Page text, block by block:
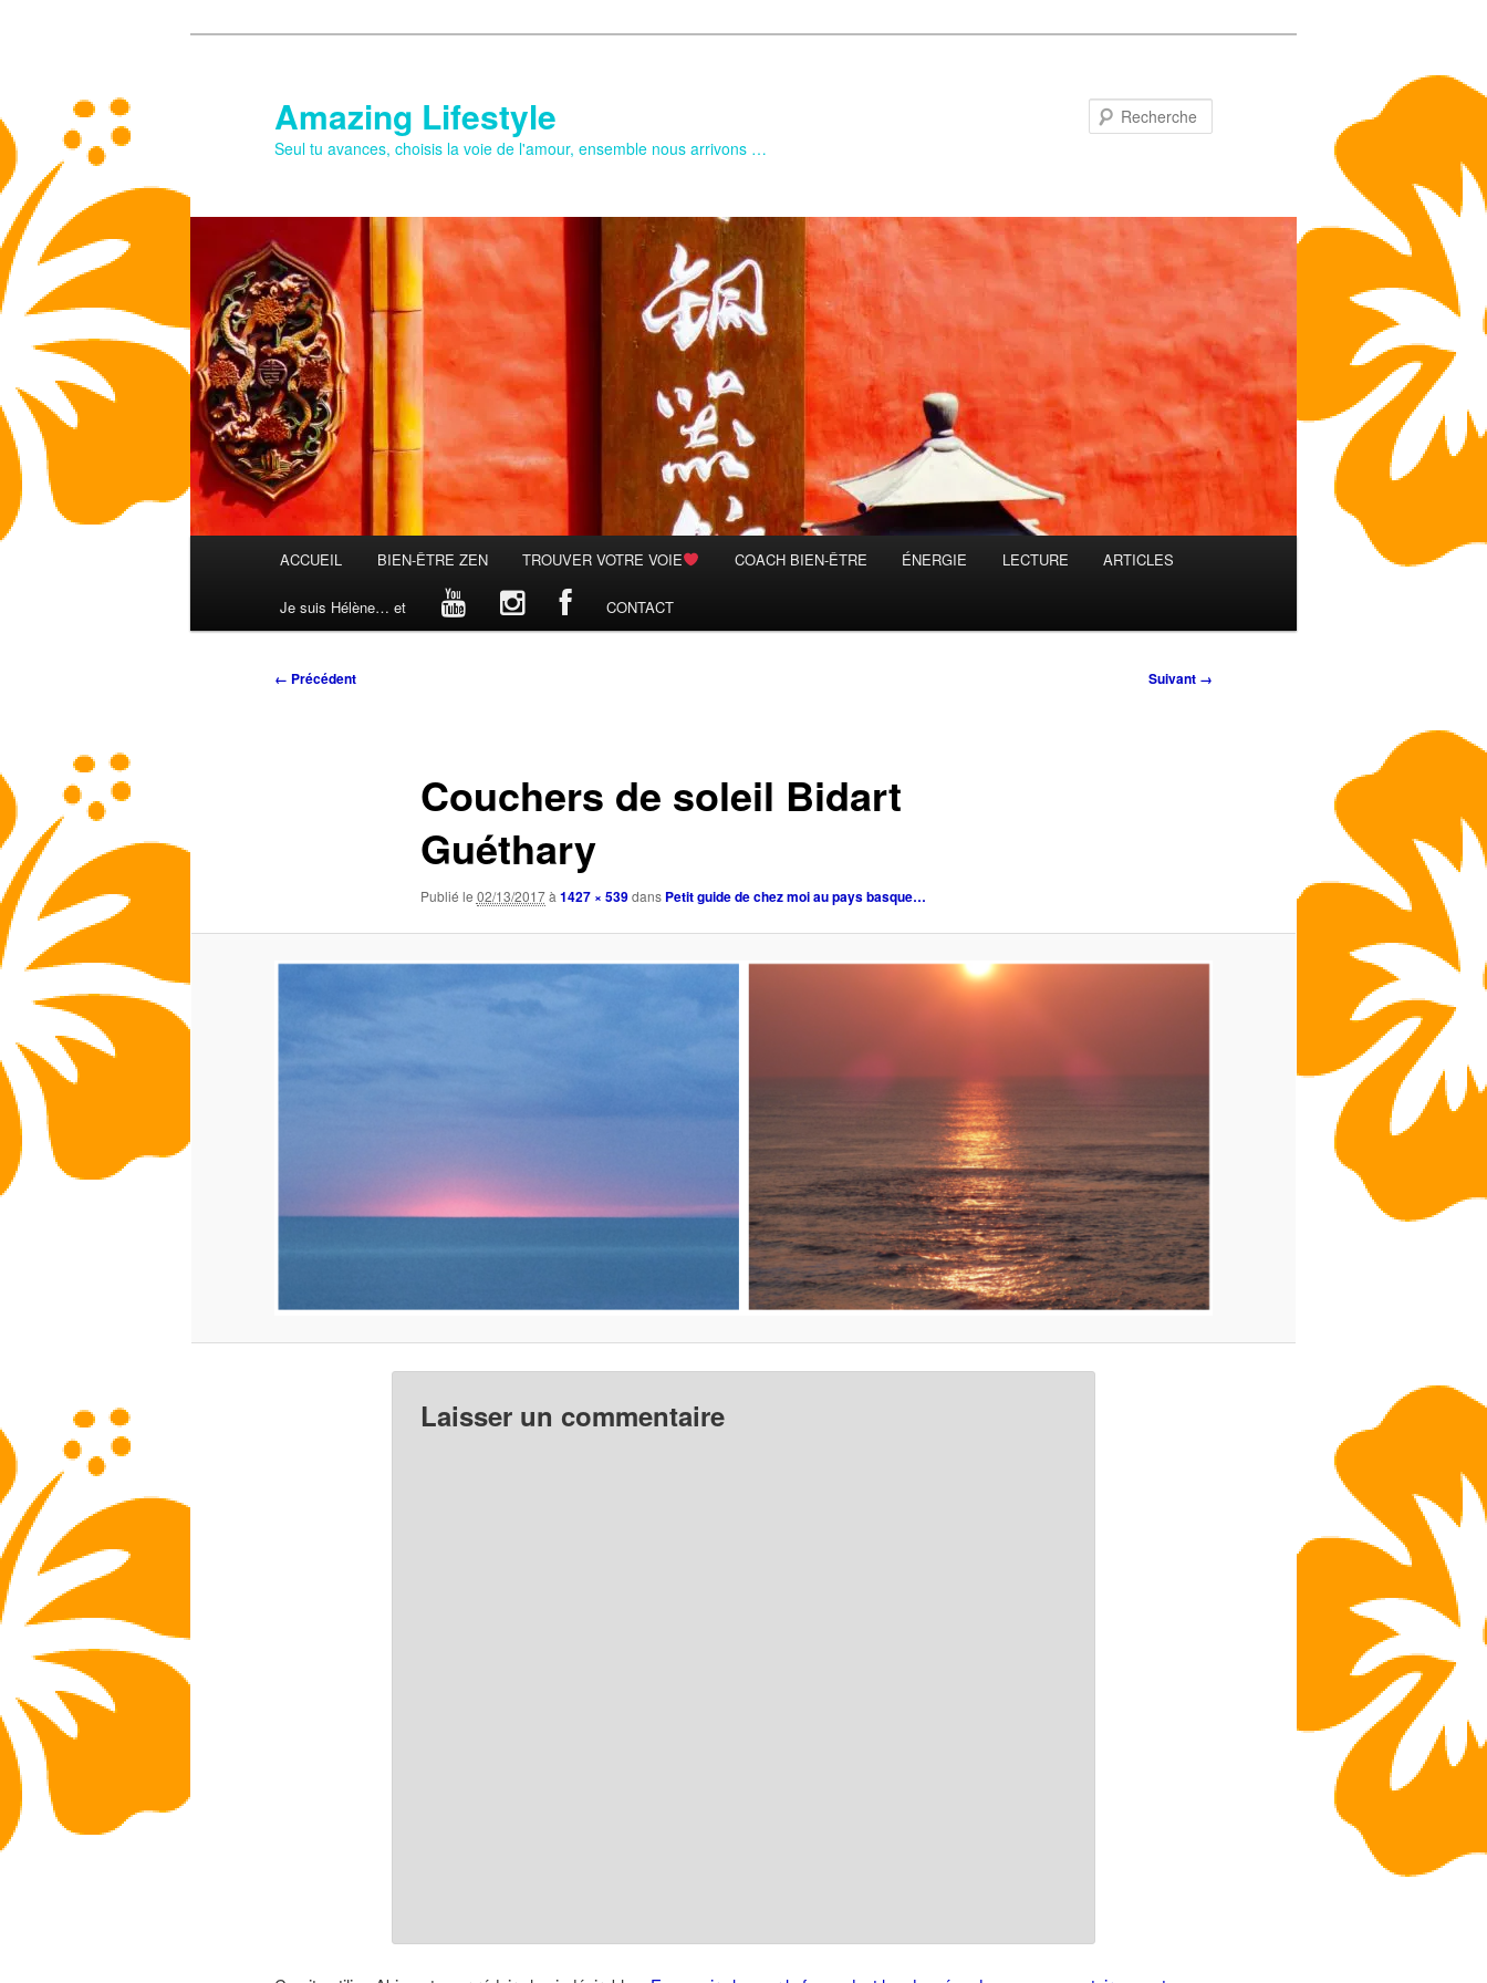
contenu
principal
Amazing Lifestyle
Seul tu avances, choisis la voie de l'amour, ensemble nous arrivons …
ACCUEIL BIEN-ÊTRE ZEN TROUVER VOTRE VOIE COACH BIEN-ÊTRE ÉNERGIE LECTURE ARTICLES
Je suis Hélène… et CONTACT
Navigation
← Précédent Suivant →
Couchers de soleil Bidart
Guéthary
Publié le 02/13/2017à 1427 × 539dans Petit guide de chez moi au pays basque…
Laisser un commentaire